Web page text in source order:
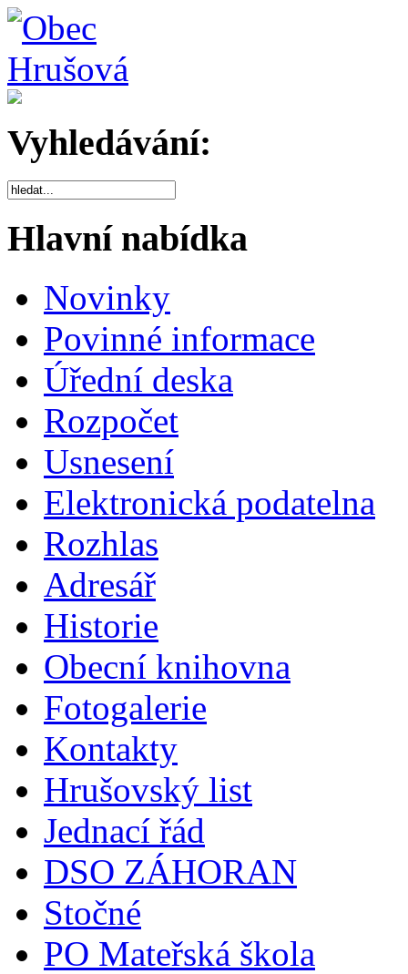
Vyhledávání:
Hlavní nabídka
Novinky
Povinné informace
Úřední deska
Rozpočet
Usnesení
Elektronická podatelna
Rozhlas
Adresář
Historie
Obecní knihovna
Fotogalerie
Kontakty
Hrušovský list
Jednací řád
DSO ZÁHORAN
Stočné
PO Mateřská škola